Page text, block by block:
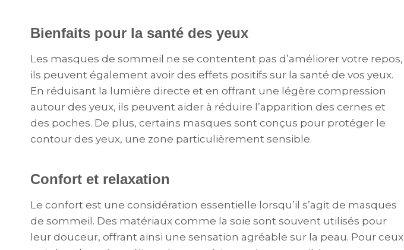
Bienfaits pour la santé des yeux
Les masques de sommeil ne se contentent pas d’améliorer votre repos,
ils peuvent également avoir des effets positifs sur la santé de vos yeux.
En réduisant la lumière directe et en offrant une légère compression
autour des yeux, ils peuvent aider à réduire l’apparition des cernes et
des poches. De plus, certains masques sont conçus pour protéger le
contour des yeux, une zone particulièrement sensible.
Confort et relaxation
Le confort est une considération essentielle lorsqu’il s’agit de masques
de sommeil. Des matériaux comme la soie sont souvent utilisés pour
leur douceur, offrant ainsi une sensation agréable sur la peau. Pour ceux